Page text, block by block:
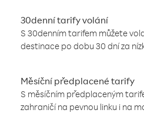
30denní tarify volání
S 30denním tarifem můžete
destinace po dobu 30 dní za
Měsíční předplacené tarify
S měsíčním předplaceným
zahraničí na pevnou linku i na